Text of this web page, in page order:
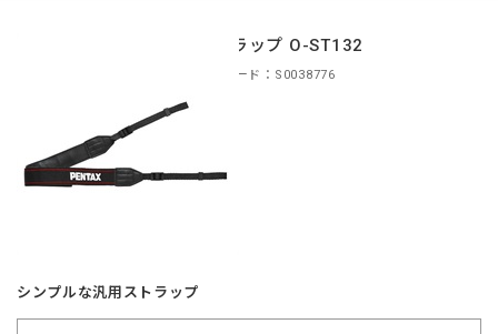
ストラップ O-ST132
商品コード：S0038776
シンプルな汎用ストラップ